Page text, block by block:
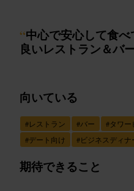
“中心で安心して食
良いレストラン＆バ
向いている
#レストラン #バー #タワー
#デート向け #ビジネスディナ
期待できること